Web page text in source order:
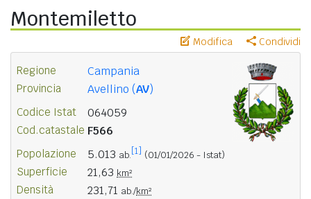
Montemiletto
Modifica Condividi
Regione Campania
Provincia Avellino (AV)
Codice Istat 064059
Cod.catastale F566
Popolazione 5.013 ab. [1] (01/01/2026 - Istat)
Superficie 21,63 km²
Densità 231,71 ab./km²